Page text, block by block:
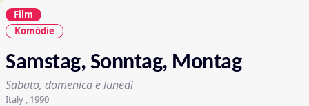
Film
Komödie
Samstag, Sonntag, Montag
Sabato, domenica e lunedì
Italy , 1990